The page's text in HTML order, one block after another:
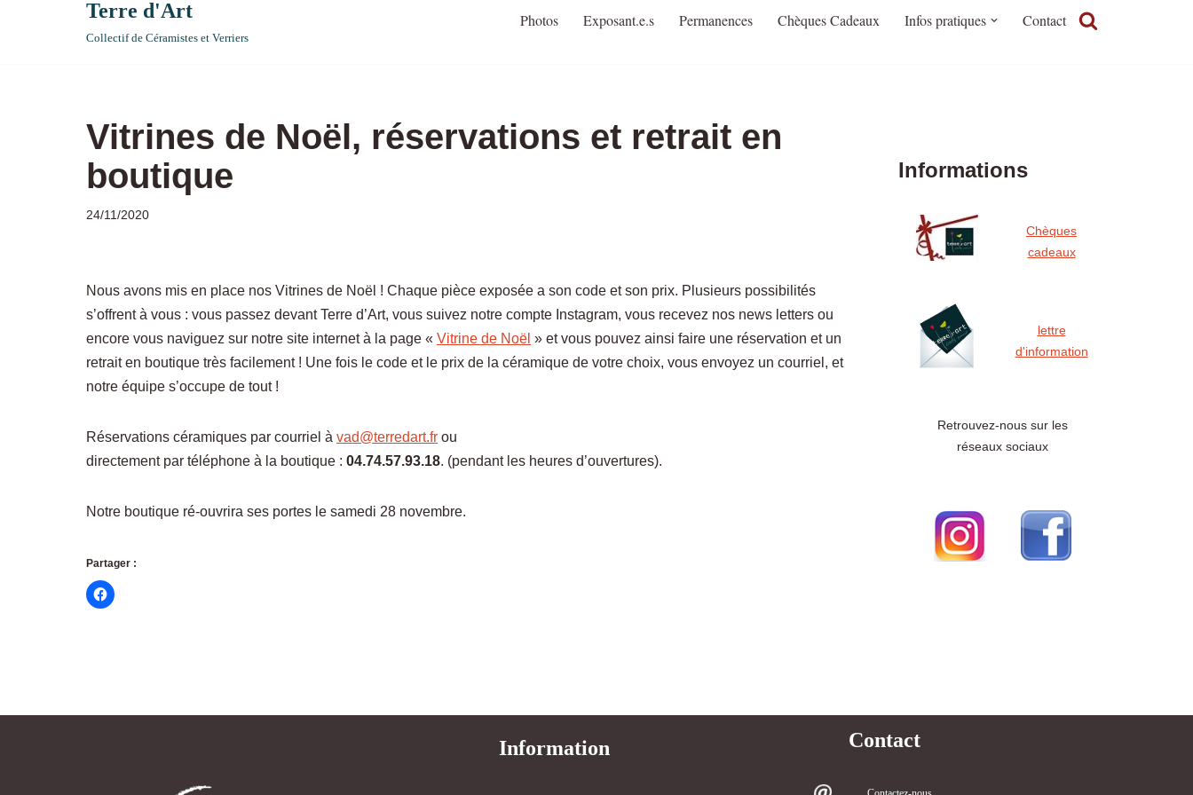
Terre d'Art
Collectif de Céramistes et Verriers
Photos Exposant.e.s Permanences Chèques Cadeaux Infos pratiques Contact
Vitrines de Noël, réservations et retrait en
boutique
24/11/2020
Nous avons mis en place nos Vitrines de Noël ! Chaque pièce exposée a son code et son prix. Plusieurs possibilités
s’offrent à vous : vous passez devant Terre d’Art, vous suivez notre compte Instagram, vous recevez nos news letters ou
encore vous naviguez sur notre site internet à la page « Vitrine de Noël » et vous pouvez ainsi faire une réservation et un
retrait en boutique très facilement ! Une fois le code et le prix de la céramique de votre choix, vous envoyez un courriel, et
notre équipe s’occupe de tout !
Réservations céramiques par courriel à vad@terredart.fr ou
directement par téléphone à la boutique : 04.74.57.93.18. (pendant les heures d’ouvertures).
Notre boutique ré-ouvrira ses portes le samedi 28 novembre.
Partager :
Informations
Chèques
cadeaux
lettre
d'information
Retrouvez-nous sur les
réseaux sociaux
Information Contact